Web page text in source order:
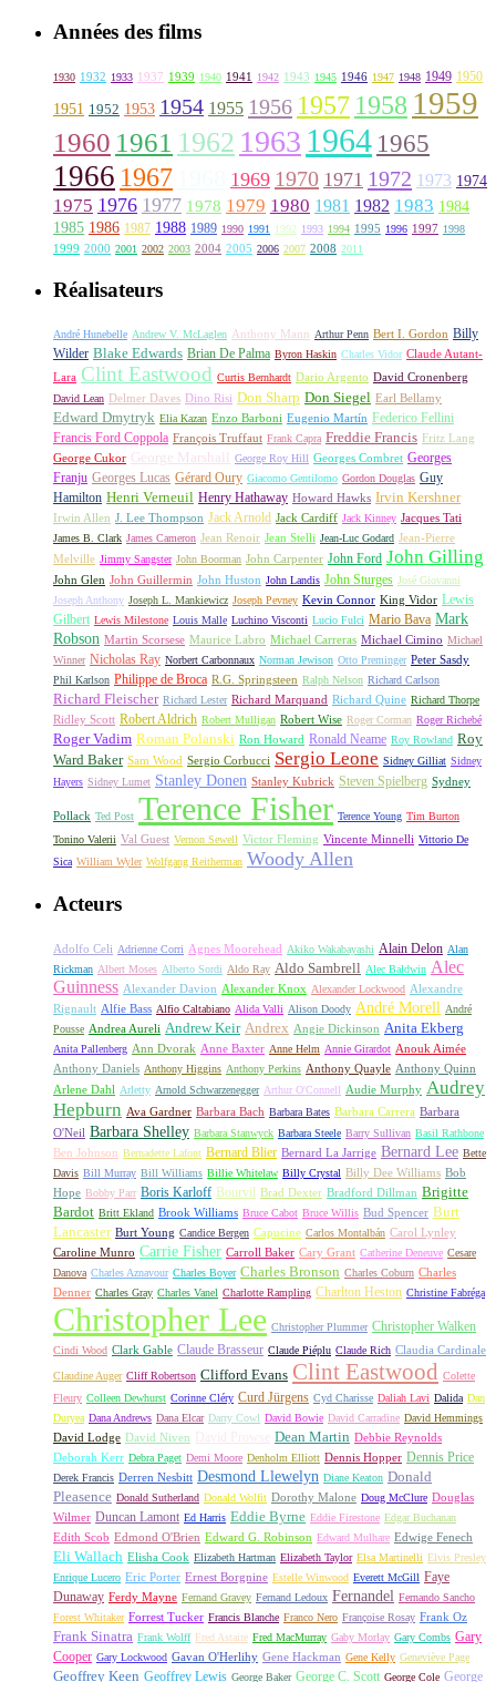
Années des films
1930 1932 1933 1937 1939 1940 1941 1942 1943 1945 1946 1947 1948 1949 1950
1951 1952 1953 1954 1955 1956 1957 1958 1959
1960 1961 1962 1963 1964 1965
1966 1967 1969 1970 1971 1972 1973 1974
1975 1976 1977 1978 1979 1980 1981 1982 1983 1984
1985 1986 1987 1988 1989 1990 1991 1992 1993 1994 1995 1996 1997 1998
1999 2000 2001 2002 2003 2004 2005 2006 2007 2008 2011
Réalisateurs
André Hunebelle Andrew V. McLaglen Anthony Mann Arthur Penn Bert I. Gordon Billy
Wilder Blake Edwards Brian De Palma Byron Haskin Charles Vidor Claude Autant-
Lara Clint Eastwood Curtis Bernhardt Dario Argento David Cronenberg
David Lean Delmer Daves Dino Risi Don Sharp Don Siegel Earl Bellamy
Edward Dmytryk Elia Kazan Enzo Barboni Eugenio Martín Federico Fellini
Francis Ford Coppola François Truffaut Frank Capra Freddie Francis Fritz Lang
George Cukor George Marshall George Roy Hill Georges Combret Georges
Franju Georges Lucas Gérard Oury Giacomo Gentilomo Gordon Douglas Guy
Hamilton Henri Verneuil Henry Hathaway Howard Hawks Irvin Kershner
Irwin Allen J. Lee Thompson Jack Arnold Jack Cardiff Jack Kinney Jacques Tati
James B. Clark James Cameron Jean Renoir Jean Stelli Jean-Luc Godard Jean-Pierre
Melville Jimmy Sangster John Boorman John Carpenter John Ford John Gilling
John Glen John Guillermin John Huston John Landis John Sturges José Giovanni
Joseph Anthony Joseph L. Mankiewicz Joseph Pevney Kevin Connor King Vidor Lewis
Gilbert Lewis Milestone Louis Malle Luchino Visconti Lucio Fulci Mario Bava Mark
Robson Martin Scorsese Maurice Labro Michael Carreras Michael Cimino Michael
Winner Nicholas Ray Norbert Carbonnaux Norman Jewison Otto Preminger Peter Sasdy
Phil Karlson Philippe de Broca R.G. Springsteen Ralph Nelson Richard Carlson
Richard Fleischer Richard Lester Richard Marquand Richard Quine Richard Thorpe
Ridley Scott Robert Aldrich Robert Mulligan Robert Wise Roger Corman Roger Richebé
Roger Vadim Roman Polanski Ron Howard Ronald Neame Roy Rowland Roy
Ward Baker Sam Wood Sergio Corbucci Sergio Leone Sidney Gilliat Sidney
Hayers Sidney Lumet Stanley Donen Stanley Kubrick Steven Spielberg Sydney
Pollack Ted Post Terence Fisher Terence Young Tim Burton
Tonino Valerii Val Guest Vernon Sewell Victor Fleming Vincente Minnelli Vittorio De
Sica William Wyler Wolfgang Reitherman Woody Allen
Acteurs
Adolfo Celi Adrienne Corri Agnes Moorehead Akiko Wakabayashi Alain Delon Alan
Rickman Albert Moses Alberto Sordi Aldo Ray Aldo Sambrell Alec Baldwin Alec
Guinness Alexander Davion Alexander Knox Alexander Lockwood Alexandre
Rignault Alfie Bass Alfio Caltabiano Alida Valli Alison Doody André Morell
André
Pousse Andrea Aureli Andrew Keir Andrex Angie Dickinson Anita Ekberg
Anita Pallenberg Ann Dvorak Anne Baxter Anne Helm Annie Girardot Anouk Aimée
Anthony Daniels Anthony Higgins Anthony Perkins Anthony Quayle Anthony Quinn
Arlene Dahl Arletty Arnold Schwarzenegger Arthur O'Connell Audie Murphy Audrey
Hepburn Ava Gardner Barbara Bach Barbara Bates Barbara Carrera Barbara
O'Neil Barbara Shelley Barbara Stanwyck Barbara Steele Barry Sullivan Basil Rathbone
Ben Johnson Bernadette Lafont Bernard Blier Bernard La Jarrige Bernard Lee Bette
Davis Bill Murray Bill Williams Billie Whitelaw Billy Crystal Billy Dee Williams Bob
Hope Bobby Parr Boris Karloff Bourvil Brad Dexter Bradford Dillman Brigitte
Bardot Britt Ekland Brook Williams Bruce Cabot Bruce Willis Bud Spencer Burt
Lancaster Burt Young Candice Bergen Capucine Carlos Montalbán Carol Lynley
Caroline Munro Carrie Fisher Carroll Baker Cary Grant Catherine Deneuve Cesare
Danova Charles Aznavour Charles Boyer Charles Bronson Charles Coburn Charles
Denner Charles Gray Charles Vanel Charlotte Rampling Charlton Heston Christine Fabréga
Christopher Lee Christopher Plummer Christopher Walken
Cindi Wood Clark Gable Claude Brasseur Claude Piéplu Claude Rich Claudia Cardinale
Claudine Auger Cliff Robertson Clifford Evans Clint Eastwood Colette
Fleury Colleen Dewhurst Corinne Cléry Curd Jürgens Cyd Charisse Daliah Lavi Dalida Dan
Duryea Dana Andrews Dana Elcar Darry Cowl David Bowie David Carradine David Hemmings
David Lodge David Niven David Prowse Dean Martin Debbie Reynolds
Deborah Kerr Debra Paget Demi Moore Denholm Elliott Dennis Hopper Dennis Price
Derek Francis Derren Nesbitt Desmond Llewelyn Diane Keaton Donald
Pleasence Donald Sutherland Donald Wolfit Dorothy Malone Doug McClure Douglas
Wilmer Duncan Lamont Ed Harris Eddie Byrne Eddie Firestone Edgar Buchanan
Edith Scob Edmond O'Brien Edward G. Robinson Edward Mulhare Edwige Fenech
Eli Wallach Elisha Cook Elizabeth Hartman Elizabeth Taylor Elsa Martinelli Elvis Presley
Enrique Lucero Eric Porter Ernest Borgnine Estelle Winwood Everett McGill Faye
Dunaway Ferdy Mayne Fernand Gravey Fernand Ledoux Fernandel Fernando Sancho
Forest Whitaker Forrest Tucker Francis Blanche Franco Nero Françoise Rosay Frank Oz
Frank Sinatra Frank Wolff Fred Astaire Fred MacMurray Gaby Morlay Gary Combs Gary
Cooper Gary Lockwood Gavan O'Herlihy Gene Hackman Gene Kelly Geneviève Page
Geoffrey Keen Geoffrey Lewis George Baker George C. Scott George Cole George